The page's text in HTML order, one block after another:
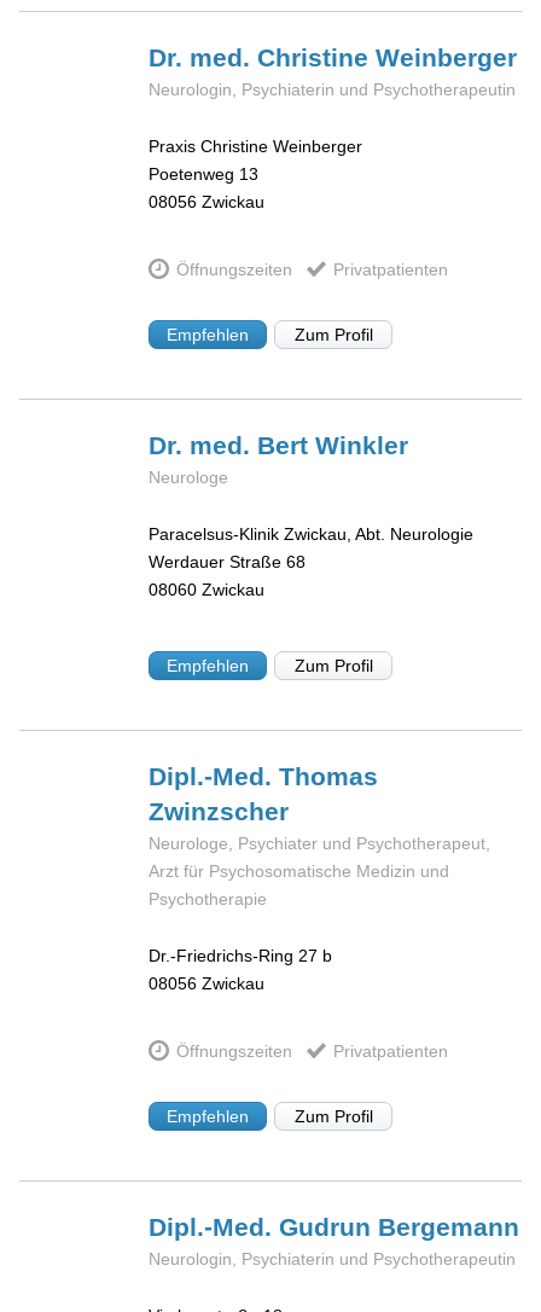
Dr. med. ChristineWeinberger
Neurologin, Psychiaterin und Psychotherapeutin
Praxis Christine Weinberger
Poetenweg 13
08056 Zwickau
Öffnungszeiten Privatpatienten
Empfehlen Zum Profil
Dr. med. BertWinkler
Neurologe
Paracelsus-Klinik Zwickau, Abt. Neurologie
Werdauer Straße 68
08060 Zwickau
Empfehlen Zum Profil
Dipl.-Med. Thomas
Zwinzscher
Neurologe, Psychiater und Psychotherapeut,
Arzt für Psychosomatische Medizin und
Psychotherapie
Dr.-Friedrichs-Ring 27 b
08056 Zwickau
Öffnungszeiten Privatpatienten
Empfehlen Zum Profil
Dipl.-Med. Gudrun Bergemann
Neurologin, Psychiaterin und Psychotherapeutin